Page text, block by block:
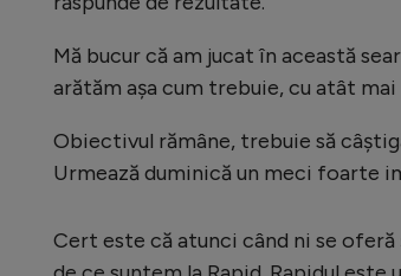
Mă bucur că am jucat în această
arătăm așa cum trebuie, cu atât
Obiectivul rămâne, trebuie să
Urmează duminică un meci foarte
Cert este că atunci când ni se